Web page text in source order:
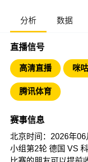
分析 数据
直播信号
高清直播 咪
腾讯体育
赛事信息
北京时间：2026年
小组第2轮 德国 VS